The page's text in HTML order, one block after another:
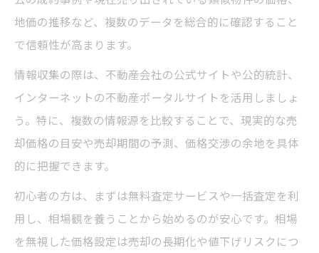
地価の推移など、複数のデータを総合的に確認すること
で信頼性が高まります。
情報収集の際は、不動産会社の公式サイトや公的統計、
インターネットの不動産ポータルサイトを活用しましょ
う。特に、複数の情報源を比較することで、現実的な売
却価格の目安や売却期間の予測、価格交渉の余地を具体
的に把握できます。
初心者の方は、まずは無料査定サービスや一括査定を利
用し、相場観を養うことから始めるのが安心です。相場
を無視した価格設定は売却の長期化や値下げリスクにつ